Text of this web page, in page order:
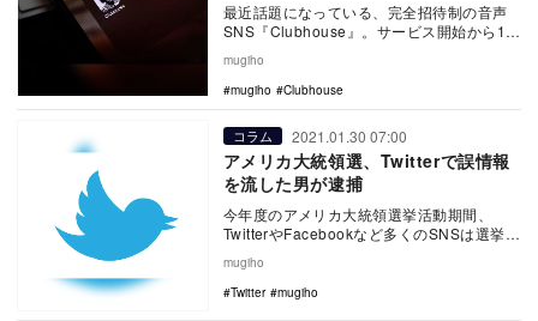
最近話題になっている、完全招待制の音声
SNS『Clubhouse』。サービス開始から10
が…
mugiho
mugiho
Clubhouse
コラム 2021.01.30 07:00
アメリカ大統領選、Twitterで誤情報
を流した男が逮捕
今年度のアメリカ大統領選挙活動期間、
TwitterやFacebookなど多くのSNSは選挙に
mugiho
Twitter
mugiho